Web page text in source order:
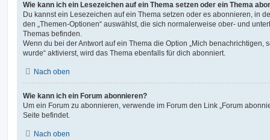
Wie kann ich ein Lesezeichen auf ein Thema setzen oder ein Thema
Du kannst ein Lesezeichen auf ein Thema setzen oder es abonnieren, in
den „Themen-Optionen“ auswählst, die sich normalerweise ober- und
Themas befinden.
Wenn du bei der Antwort auf ein Thema die Option „Mich benachrichtigen,
wurde“ aktivierst, wird das Thema ebenfalls für dich abonniert.
Nach oben
Wie kann ich ein Forum abonnieren?
Um ein Forum zu abonnieren, verwende im Forum den Link „Forum
Seite befindet.
Nach oben